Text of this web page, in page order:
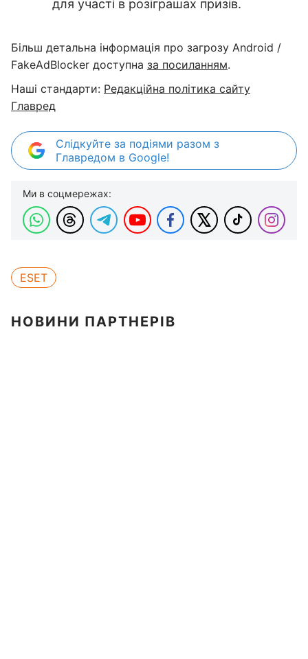
для участі в розіграшах призів.
Більш детальна інформація про загрозу Android /
FakeAdBlocker доступна за посиланням.
Наші стандарти: Редакційна політика сайту
Главред
Слідкуйте за подіями разом з
Главредом в Google!
Ми в соцмережах:
ESET
НОВИНИ ПАРТНЕРІВ